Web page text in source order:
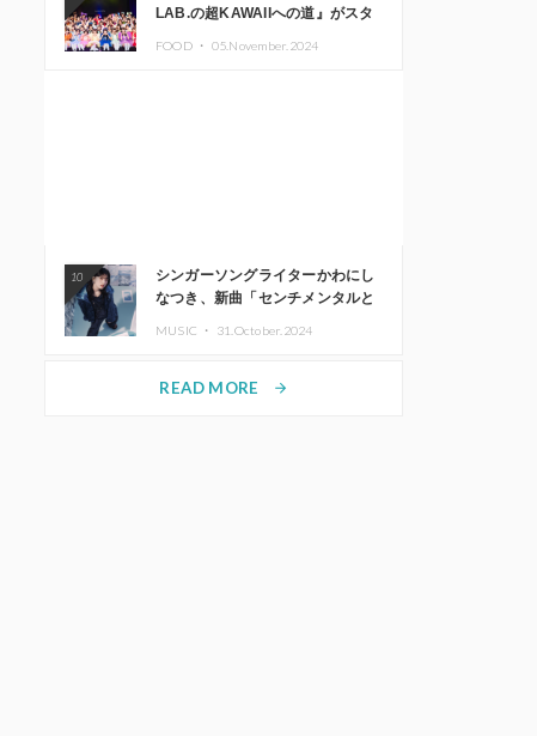
LAB.の超KAWAIIへの道』がスタ
FOOD ・ 05.November.2024
10
シンガーソングライターかわにし
なつき、新曲「センチメンタルと
MUSIC ・ 31.October.2024
READ MORE arrow_forward